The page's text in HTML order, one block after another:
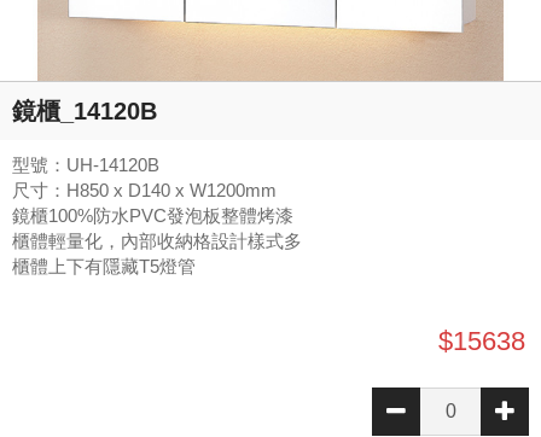
鏡櫃_14120B
型號：UH-14120B
尺寸：H850 x D140 x W1200mm
鏡櫃100%防水PVC發泡板整體烤漆
櫃體輕量化，內部收納格設計樣式多
櫃體上下有隱藏T5燈管
$15638